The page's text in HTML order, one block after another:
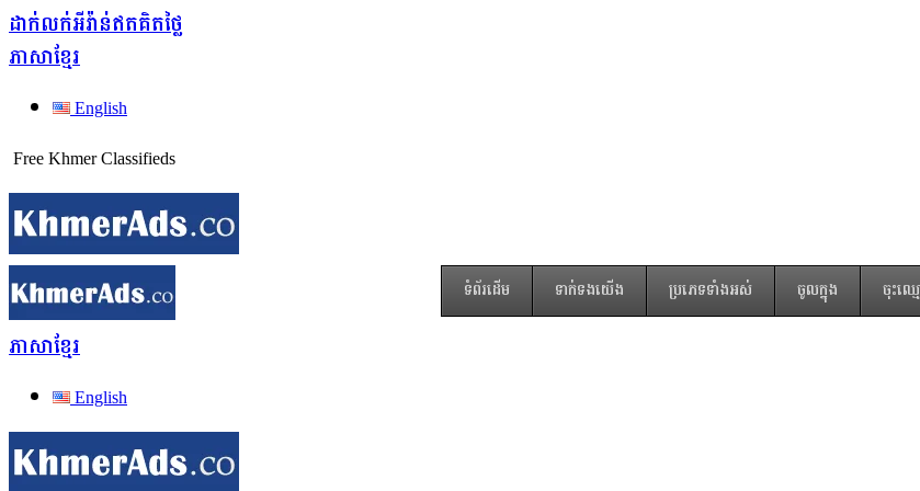
ដាក់លក់អីវ៉ាន់ឥតគិតថ្លៃ
ភាសាខ្មែរ
English
Free Khmer Classifieds
ទំព័រដើម ទាក់ទងយើង ប្រភេទទាំងអស់ ចូលក្នុង ចុះឈ្ម
ភាសាខ្មែរ
English